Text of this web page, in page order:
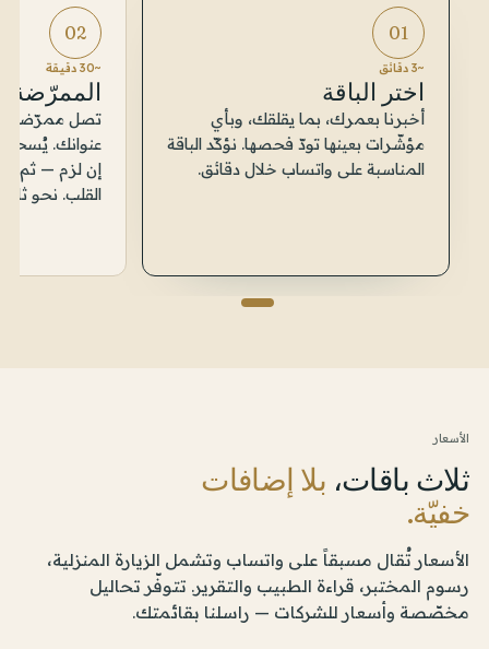
01
~3 دقائق
اختر الباقة
أخبرنا بعمرك، بما يقلقك، وبأي
مؤشّرات بعينها تودّ فحصها. نؤكّد الباقة
المناسبة على واتساب خلال دقائق.
02
~30 دقيقة
الممرّضة
تصل ممرّضة
عنوانك. يُسحب
إن لزم — ثم
القلب. نحو
الأسعار
ثلاث باقات، بلا إضافات
خفيّة.
الأسعار تُقال مسبقاً على واتساب وتشمل الزيارة المنزلية،
رسوم المختبر، قراءة الطبيب والتقرير. تتوفّر تحاليل
مخصّصة وأسعار للشركات — راسلنا بقائمتك.